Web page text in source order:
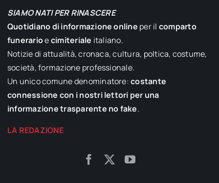
SIAMO NATI PER RINASCERE
Quotidiano di informazione online per il comparto
funerarioecimiteriale italiano.
Notizie di attualità, cronaca, cultura, poltica, costume,
società, formazione professionale.
Un unico comune denominatore:costante
connessione con i nostri lettori per una
informazione trasparente no fake.
LA REDAZIONE